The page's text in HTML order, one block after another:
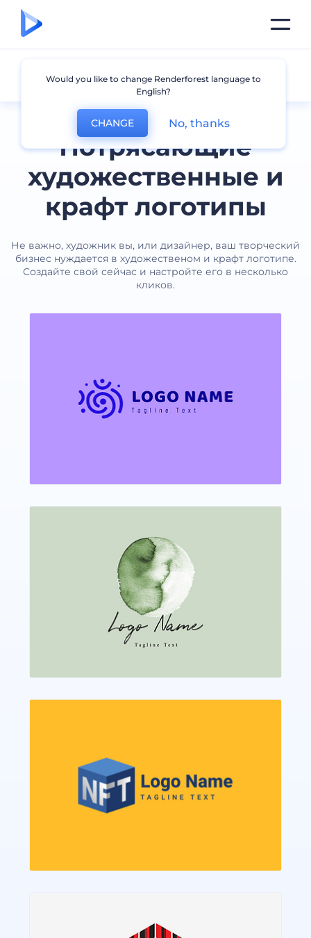
Потрясающие
художественные и
крафт логотипы
Не важно, художник вы, или дизайнер, ваш творческий
бизнес нуждается в художественом и крафт логотипе.
Создайте свой сейчас и настройте его в несколько
кликов.
Искусство и Ремесло
Would you like to change Renderforest language to
English?
CHANGE No, thanks